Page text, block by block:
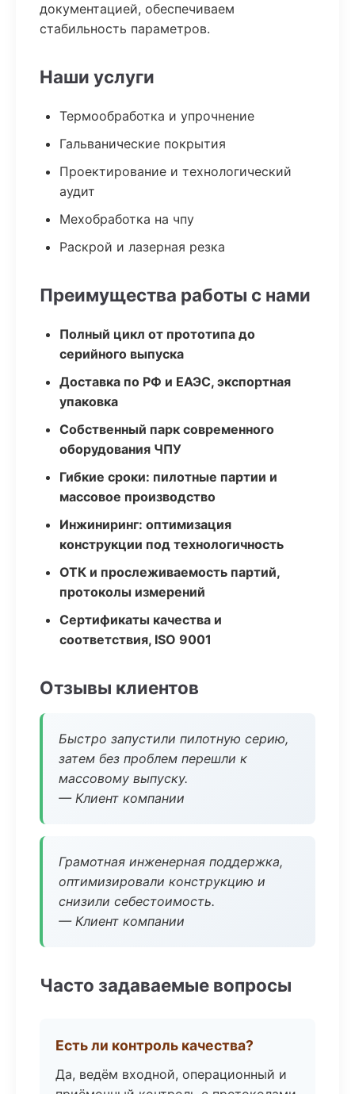
документацией, обеспечиваем
стабильность параметров.
Наши услуги
Термообработка и упрочнение
Гальванические покрытия
Проектирование и технологический
аудит
Мехобработка на чпу
Раскрой и лазерная резка
Преимущества работы с нами
Полный цикл от прототипа до
серийного выпуска
Доставка по РФ и ЕАЭС, экспортная
упаковка
Собственный парк современного
оборудования ЧПУ
Гибкие сроки: пилотные партии и
массовое производство
Инжиниринг: оптимизация
конструкции под технологичность
ОТК и прослеживаемость партий,
протоколы измерений
Сертификаты качества и
соответствия, ISO 9001
Отзывы клиентов
Быстро запустили пилотную серию,
затем без проблем перешли к
массовому выпуску.
— Клиент компании
Грамотная инженерная поддержка,
оптимизировали конструкцию и
снизили себестоимость.
— Клиент компании
Часто задаваемые вопросы
Есть ли контроль качества?
Да, ведём входной, операционный и